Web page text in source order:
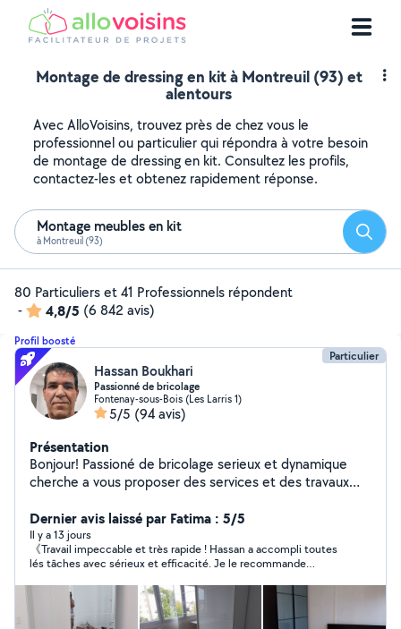
Montage de dressing en kit à Montreuil (93) et
alentours
Avec AlloVoisins, trouvez près de chez vous le
professionnel ou particulier qui répondra à votre besoin
de montage de dressing en kit. Consultez les profils,
contactez-les et obtenez rapidement réponse.
Montage meubles en kit
à Montreuil (93)
80 Particuliers et 41 Professionnels répondent
-
4,8/5 (6 842 avis)
Profil boosté
Particulier
Hassan Boukhari
Passionné de bricolage
Fontenay-sous-Bois (Les Larris 1)
5/5 (94 avis)
Présentation
Bonjour! Passioné de bricolage serieux et dynamique
cherche a vous proposer des services et des travaux
cuisines, fixer des étagéres;stores,accrocher des
tableaux:fixer des tringles a rideaux;pose de
carrelage,peinture:changer des prises
electriques;raccorder machine lave linge,lave vaisselle;
pose de carrelage:changer jointss selicone
baignoire,reparations volets roulants:
Dernier avis laissé par Fatima : 5/5
Il y a 13 jours
《Travail impeccable et très rapide ! Hassan a accompli toutes
lés tâches avec sérieux et efficacité. Je le recommande